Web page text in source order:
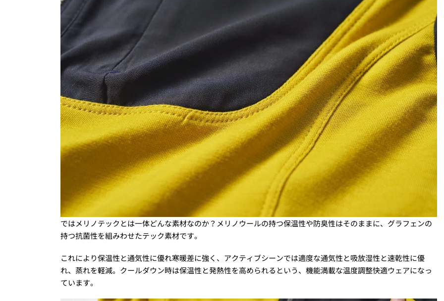
ではメリノテックとは一体どんな素材なのか？メリノウールの持つ保温性や防臭性はそのままに、グラフェンの
持つ抗菌性を組みわせたテック素材です。
これにより保温性と通気性に優れ寒暖差に強く、アクティブシーンでは適度な通気性と吸放湿性と速乾性に優
れ、蒸れを軽減。クールダウン時は保温性と発熱性を高められるという、機能満載な温度調整快適ウェアになっ
ています。